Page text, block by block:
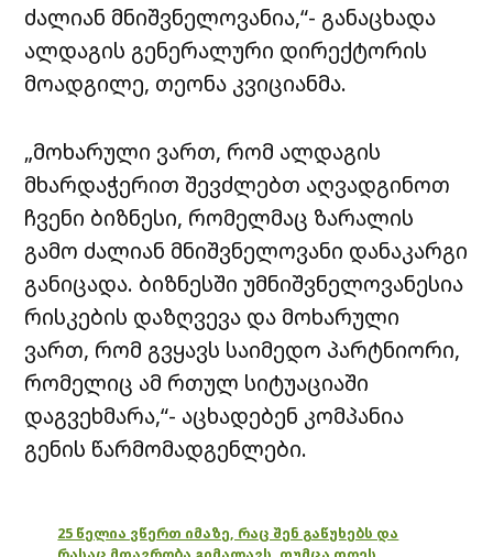
ძალიან მნიშვნელოვანია,“- განაცხადა
ალდაგის გენერალური დირექტორის
მოადგილე, თეონა კვიციანმა.
„მოხარული ვართ, რომ ალდაგის
მხარდაჭერით შევძლებთ აღვადგინოთ
ჩვენი ბიზნესი, რომელმაც ზარალის
გამო ძალიან მნიშვნელოვანი დანაკარგი
განიცადა. ბიზნესში უმნიშვნელოვანესია
რისკების დაზღვევა და მოხარული
ვართ, რომ გვყავს საიმედო პარტნიორი,
რომელიც ამ რთულ სიტუაციაში
დაგვეხმარა,“- აცხადებენ კომპანია
გენის წარმომადგენლები.
25 წელია ვწერთ იმაზე, რაც შენ გაწუხებს და